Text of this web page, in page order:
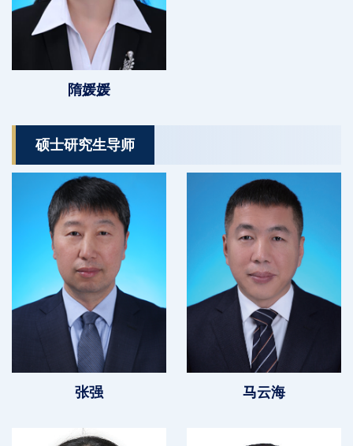
隋媛媛
硕士研究生导师
张强 马云海